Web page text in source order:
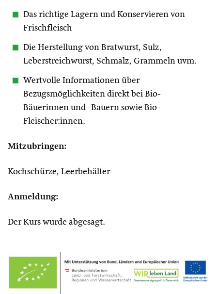
Das richtige Lagern und Konservieren von
Frischfleisch
Die Herstellung von Bratwurst, Sulz,
Leberstreichwurst, Schmalz, Grammeln uvm.
Wertvolle Informationen über
Bezugsmöglichkeiten direkt bei Bio-
Bäuerinnen und -Bauern sowie Bio-
Fleischer:innen.
Mitzubringen:
Kochschürze, Leerbehälter
Anmeldung:
Der Kurs wurde abgesagt.